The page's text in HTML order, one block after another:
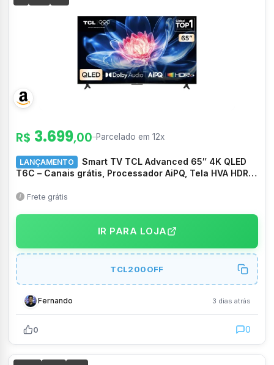
R$ 3.699,00–Parcelado em 12x
LANÇAMENTO
Smart TV TCL Advanced 65″ 4K QLED
T6C – Canais grátis, Processador AiPQ, Tela HVA HDR
Frete grátis
IR PARA LOJA
TCL200OFF
Fernando 3 dias atrás
0 0